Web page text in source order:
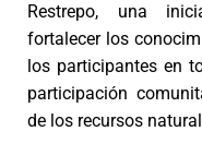
Restrepo, una
fortalecer los
los participantes en
participación
de los recursos